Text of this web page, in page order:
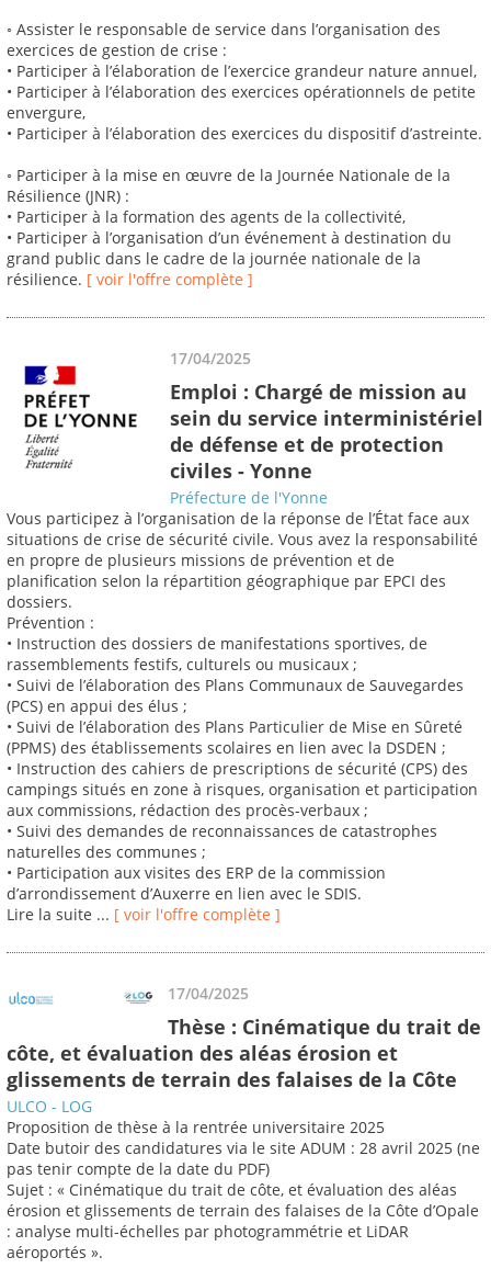
◦ Assister le responsable de service dans l’organisation des
exercices de gestion de crise :
• Participer à l’élaboration de l’exercice grandeur nature annuel,
• Participer à l’élaboration des exercices opérationnels de petite
envergure,
• Participer à l’élaboration des exercices du dispositif d’astreinte.
◦ Participer à la mise en œuvre de la Journée Nationale de la
Résilience (JNR) :
• Participer à la formation des agents de la collectivité,
• Participer à l’organisation d’un événement à destination du
grand public dans le cadre de la journée nationale de la
résilience. [ voir l'offre complète ]
17/04/2025
Emploi : Chargé de mission au
sein du service interministériel
de défense et de protection
civiles - Yonne
Préfecture de l'Yonne
Vous participez à l’organisation de la réponse de l’État face aux
situations de crise de sécurité civile. Vous avez la responsabilité
en propre de plusieurs missions de prévention et de
planification selon la répartition géographique par EPCI des
dossiers.
Prévention :
• Instruction des dossiers de manifestations sportives, de
rassemblements festifs, culturels ou musicaux ;
• Suivi de l’élaboration des Plans Communaux de Sauvegardes
(PCS) en appui des élus ;
• Suivi de l’élaboration des Plans Particulier de Mise en Sûreté
(PPMS) des établissements scolaires en lien avec la DSDEN ;
• Instruction des cahiers de prescriptions de sécurité (CPS) des
campings situés en zone à risques, organisation et participation
aux commissions, rédaction des procès-verbaux ;
• Suivi des demandes de reconnaissances de catastrophes
naturelles des communes ;
• Participation aux visites des ERP de la commission
d’arrondissement d’Auxerre en lien avec le SDIS.
Lire la suite ... [ voir l'offre complète ]
17/04/2025
Thèse : Cinématique du trait de
côte, et évaluation des aléas érosion et
glissements de terrain des falaises de la Côte
ULCO - LOG
Proposition de thèse à la rentrée universitaire 2025
Date butoir des candidatures via le site ADUM : 28 avril 2025 (ne
pas tenir compte de la date du PDF)
Sujet : « Cinématique du trait de côte, et évaluation des aléas
érosion et glissements de terrain des falaises de la Côte d’Opale
: analyse multi-échelles par photogrammétrie et LiDAR
aéroportés ».